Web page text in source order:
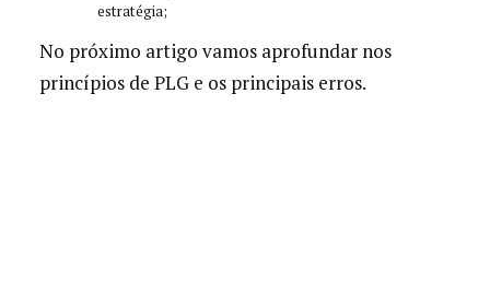
estratégia;
No próximo artigo vamos aprofundar nos
princípios de PLG e os principais erros.